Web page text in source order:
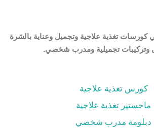
كورسات تغذية علاجية وتجميل وعناية بالشرة
وتركيبات تجميلية ومدرب شخصي.
كورس تغذية علاجية
ماجستير تغذية علاجية
دبلومة مدرب شخصي